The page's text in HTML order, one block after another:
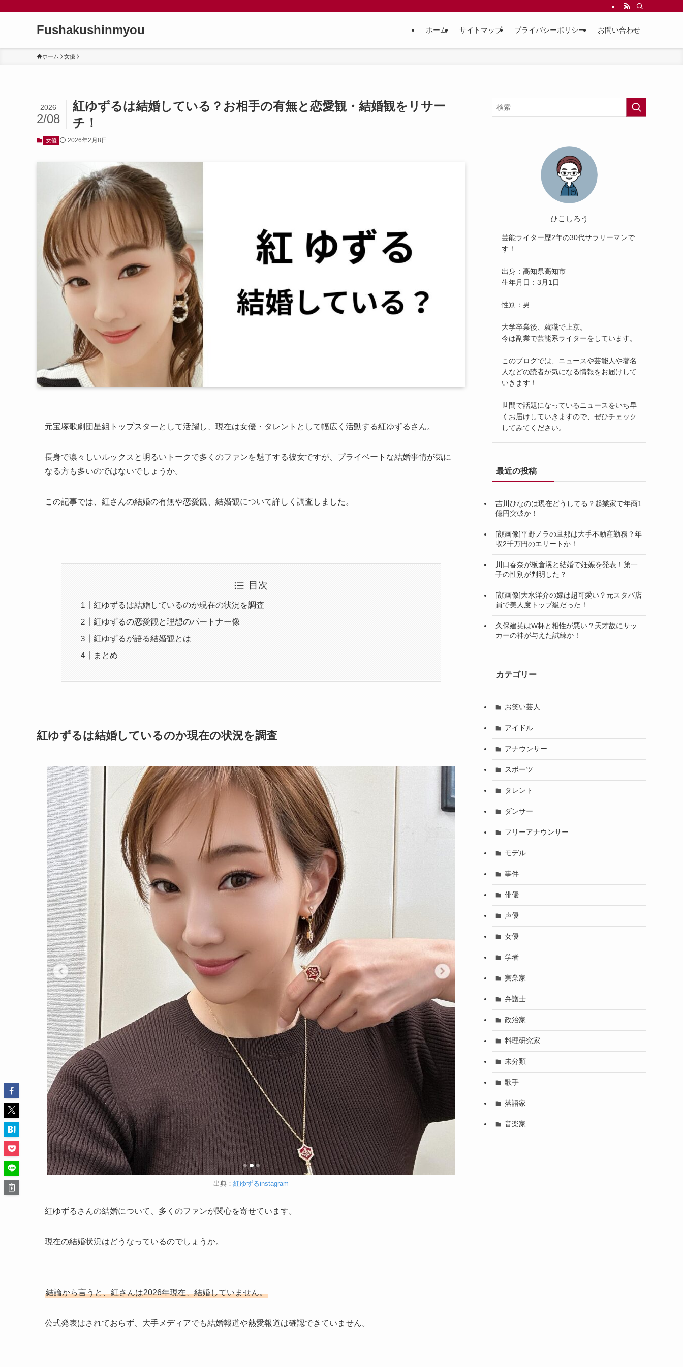
Fushakushinmyou ホーム サイトマップ プライバシーポリシー お問い合わせ
ホーム 女優
紅ゆずるは結婚している？お相手の有無と恋愛観・結婚観をリサー
チ！
2026
2/08
女優 2026年2月8日
元宝塚歌劇団星組トップスターとして活躍し、現在は女優・タレントとして幅広く活動する紅ゆずるさん。
長身で凛々しいルックスと明るいトークで多くのファンを魅了する彼女ですが、プライベートな結婚事情が気に
なる方も多いのではないでしょうか。
この記事では、紅さんの結婚の有無や恋愛観、結婚観について詳しく調査しました。
目次
紅ゆずるは結婚しているのか現在の状況を調査
紅ゆずるの恋愛観と理想のパートナー像
紅ゆずるが語る結婚観とは
まとめ
紅ゆずるは結婚しているのか現在の状況を調査
出典： 紅ゆずるinstagram
紅ゆずるさんの結婚について、多くのファンが関心を寄せています。
現在の結婚状況はどうなっているのでしょうか。
結論から言うと、紅さんは2026年現在、結婚していません。
公式発表はされておらず、大手メディアでも結婚報道や熱愛報道は確認できていません。
ひこしろう
芸能ライター歴2年の30代サラリーマンで
す！
出身：高知県高知市
生年月日：3月1日
性別：男
大学卒業後、就職で上京。
今は副業で芸能系ライターをしています。
このブログでは、ニュースや芸能人や著名
人などの読者が気になる情報をお届けして
いきます！
世間で話題になっているニュースをいち早
くお届けしていきますので、ぜひチェック
してみてください。
最近の投稿
吉川ひなのは現在どうしてる？起業家で年商1
億円突破か！
[顔画像]平野ノラの旦那は大手不動産勤務？年
収2千万円のエリートか！
川口春奈が板倉滉と結婚で妊娠を発表！第一
子の性別が判明した？
[顔画像]大水洋介の嫁は超可愛い？元スタバ店
員で美人度トップ級だった！
久保建英はW杯と相性が悪い？天才故にサッ
カーの神が与えた試練か！
カテゴリー
お笑い芸人
アイドル
アナウンサー
スポーツ
タレント
ダンサー
フリーアナウンサー
モデル
事件
俳優
声優
女優
学者
実業家
弁護士
政治家
料理研究家
未分類
歌手
落語家
音楽家